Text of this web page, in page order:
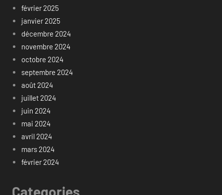
février 2025
janvier 2025
décembre 2024
novembre 2024
octobre 2024
septembre 2024
août 2024
juillet 2024
juin 2024
mai 2024
avril 2024
mars 2024
février 2024
Categories